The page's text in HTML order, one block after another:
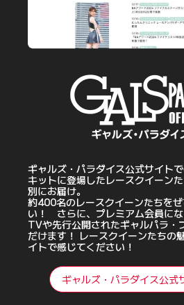
ギャルズ・パラダイス公式サイト
キットに登場したレースクイーン
別にお届け。
約400名のレースクイーンたちを
い！ さらに、プレミアム会員に
TVや先行公開されたギャルパラ・
だけます！ レースクイーンたちの
イトで感じてください！
ギャルズ・パラダイス公式